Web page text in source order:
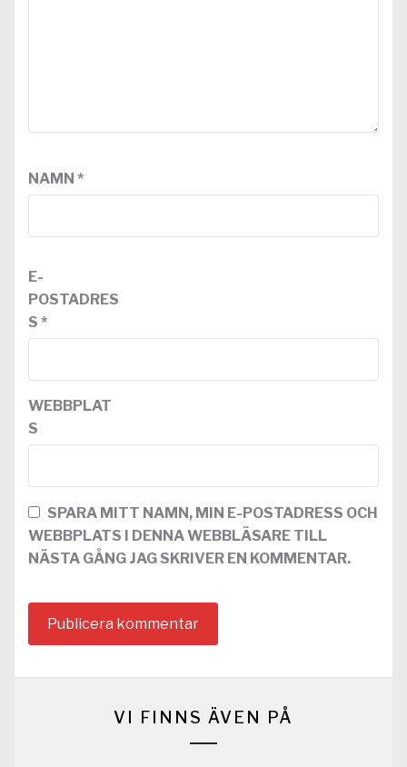
NAMN *
E-
POSTADRES
S *
WEBBPLAT
S
SPARA MITT NAMN, MIN E-POSTADRESS OCH
WEBBPLATS I DENNA WEBBLÄSARE TILL
NÄSTA GÅNG JAG SKRIVER EN KOMMENTAR.
VI FINNS ÄVEN PÅ